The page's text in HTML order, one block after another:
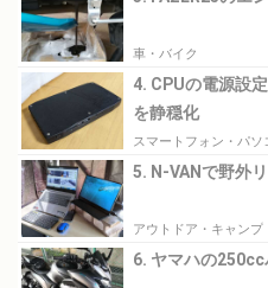
車・バイク
4. CPUの電源設
を静穏化
スマートフォン・パソ
5. N-VANで野外
アウトドア・キャンプ
6. ヤマハの250cc